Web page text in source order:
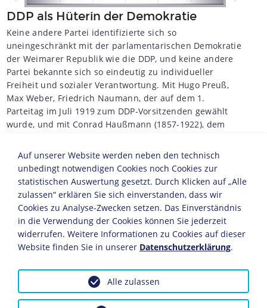
DDP als Hüterin der Demokratie
Keine andere Partei identifizierte sich so
uneingeschränkt mit der parlamentarischen Demokratie
der Weimarer Republik wie die DDP, und keine andere
Partei bekannte sich so eindeutig zu individueller
Freiheit und sozialer Verantwortung. Mit Hugo Preuß,
Max Weber, Friedrich Naumann, der auf dem 1.
Parteitag im Juli 1919 zum DDP-Vorsitzenden gewählt
wurde, und mit Conrad Haußmann (1857-1922), dem
Verfassungsausschusses der
Nationalversammlung
kamen die entscheidenden Gestalter der
Weimarer
Verfassungaus den Reihen der DDP. Die Partei strebte
einen föderalen Einheitsstaat an und forderte - wie
nahezu alle anderen Parteien auch - die Revision des
Versailler Vertragswerks
. Die DDP bekannte sich zum
Völkerbund als Institution eines friedlichen
Interessensausgleichs zwischen den Staaten.
Reformbestrebungen der Hirsch-Dunker'schen
Gewerkvereine nahe und suchte über die
Zusammenarbeit mit derSPDeinen Ausgleich zwischen
Auf unserer Website werden neben den technisch
unbedingt notwendigen Cookies noch Cookies zur
statistischen Auswertung gesetzt. Durch Klicken auf „Alle
zulassen“ erklären Sie sich einverstanden, dass wir
Cookies zu Analyse-Zwecken setzen. Das Einverständnis
in die Verwendung der Cookies können Sie jederzeit
widerrufen. Weitere Informationen zu Cookies auf dieser
Website finden Sie in unserer Datenschutzerklärung.
Alle zulassen